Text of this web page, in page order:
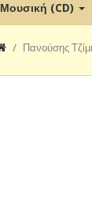
Μουσική (CD)
Πανούσης